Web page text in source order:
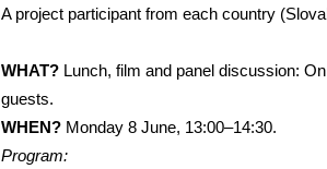
A project participant from each country
WHAT? Lunch, film and panel discussion:
guests.
WHEN? Monday 8 June, 13:00–14:30.
Program: